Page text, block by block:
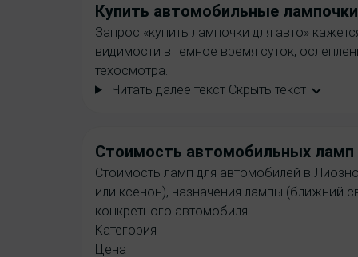
Купить автомобильные лампочки
Запрос «купить лампочки для авто»
видимости в темное время суток,
техосмотра.
Читать далее текст Скрыть текст
Cтоимость автомобильных ламп
Стоимость ламп для автомобилей в Лиозно
или ксенон), назначения лампы (ближний
конкретного автомобиля.
Категория
Цена